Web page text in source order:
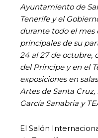
Ayuntamiento de
Tenerife y el
durante todo el mes
principales de su
24 al 27 de octubre,
del Príncipe y en el
exposiciones en
Artes de Santa
García Sanabria y
El Salón